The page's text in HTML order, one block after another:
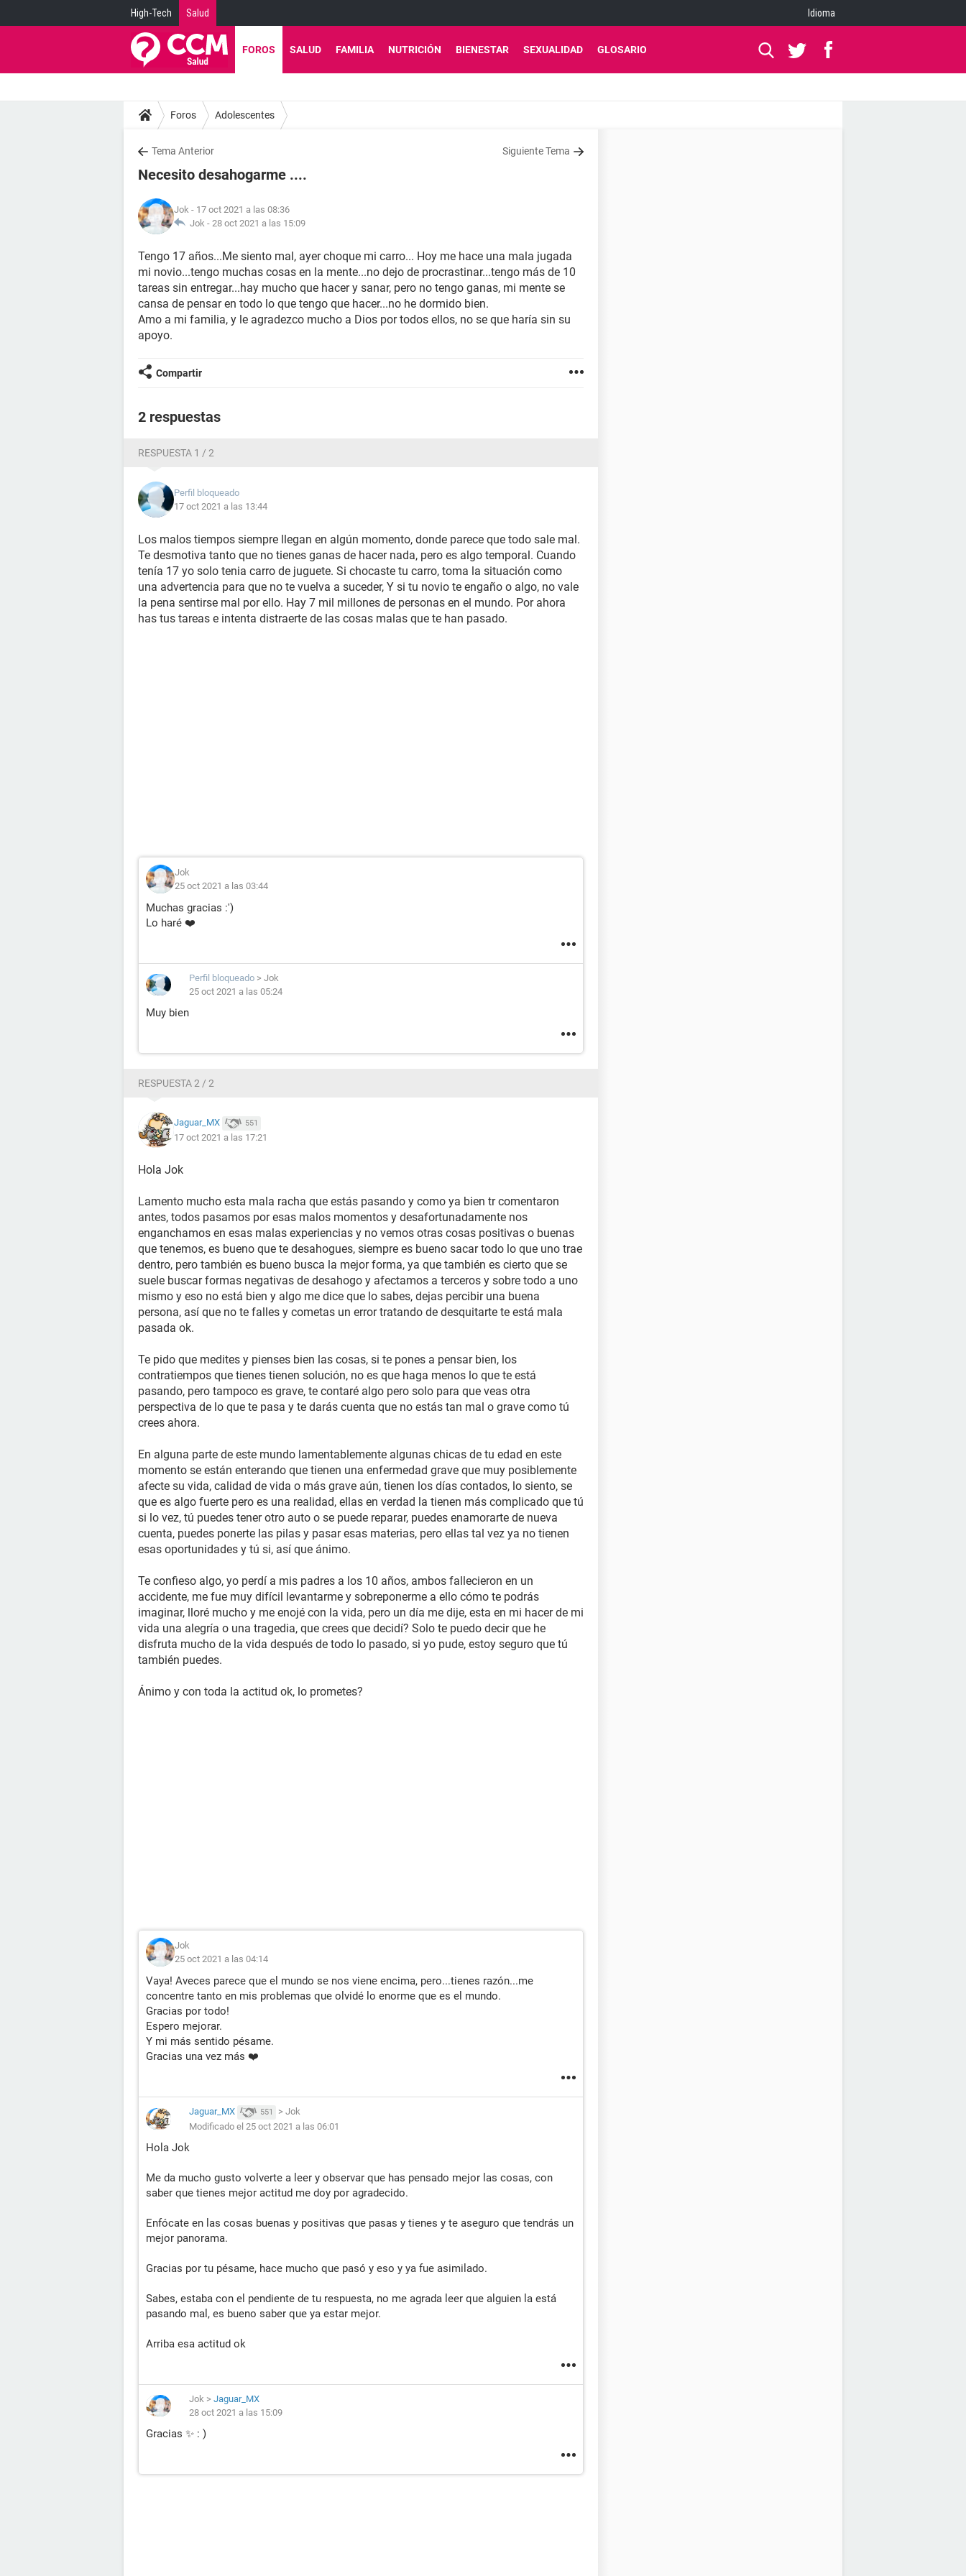
High-Tech Salud Idioma
FOROS SALUD FAMILIA NUTRICIÓN BIENESTAR SEXUALIDAD GLOSARIO
Foros Adolescentes
Tema Anterior Siguiente Tema
Necesito desahogarme ....
Jok - 17 oct 2021 a las 08:36
Jok - 28 oct 2021 a las 15:09
Tengo 17 años...Me siento mal, ayer choque mi carro... Hoy me hace una mala jugada
mi novio...tengo muchas cosas en la mente...no dejo de procrastinar...tengo más de 10
tareas sin entregar...hay mucho que hacer y sanar, pero no tengo ganas, mi mente se
cansa de pensar en todo lo que tengo que hacer...no he dormido bien.
Amo a mi familia, y le agradezco mucho a Dios por todos ellos, no se que haría sin su
apoyo.
Compartir
2 respuestas
RESPUESTA 1 / 2
Perfil bloqueado
17 oct 2021 a las 13:44
Los malos tiempos siempre llegan en algún momento, donde parece que todo sale mal.
Te desmotiva tanto que no tienes ganas de hacer nada, pero es algo temporal. Cuando
tenía 17 yo solo tenia carro de juguete. Si chocaste tu carro, toma la situación como
una advertencia para que no te vuelva a suceder, Y si tu novio te engaño o algo, no vale
la pena sentirse mal por ello. Hay 7 mil millones de personas en el mundo. Por ahora
has tus tareas e intenta distraerte de las cosas malas que te han pasado.
Jok
25 oct 2021 a las 03:44
Muchas gracias :')
Lo haré ❤️
Perfil bloqueado > Jok
25 oct 2021 a las 05:24
Muy bien
RESPUESTA 2 / 2
Jaguar_MX 551
17 oct 2021 a las 17:21
Hola Jok
Lamento mucho esta mala racha que estás pasando y como ya bien tr comentaron
antes, todos pasamos por esas malos momentos y desafortunadamente nos
enganchamos en esas malas experiencias y no vemos otras cosas positivas o buenas
que tenemos, es bueno que te desahogues, siempre es bueno sacar todo lo que uno trae
dentro, pero también es bueno busca la mejor forma, ya que también es cierto que se
suele buscar formas negativas de desahogo y afectamos a terceros y sobre todo a uno
mismo y eso no está bien y algo me dice que lo sabes, dejas percibir una buena
persona, así que no te falles y cometas un error tratando de desquitarte te está mala
pasada ok.
Te pido que medites y pienses bien las cosas, si te pones a pensar bien, los
contratiempos que tienes tienen solución, no es que haga menos lo que te está
pasando, pero tampoco es grave, te contaré algo pero solo para que veas otra
perspectiva de lo que te pasa y te darás cuenta que no estás tan mal o grave como tú
crees ahora.
En alguna parte de este mundo lamentablemente algunas chicas de tu edad en este
momento se están enterando que tienen una enfermedad grave que muy posiblemente
afecte su vida, calidad de vida o más grave aún, tienen los días contados, lo siento, se
que es algo fuerte pero es una realidad, ellas en verdad la tienen más complicado que tú
si lo vez, tú puedes tener otro auto o se puede reparar, puedes enamorarte de nueva
cuenta, puedes ponerte las pilas y pasar esas materias, pero ellas tal vez ya no tienen
esas oportunidades y tú si, así que ánimo.
Te confieso algo, yo perdí a mis padres a los 10 años, ambos fallecieron en un
accidente, me fue muy difícil levantarme y sobreponerme a ello cómo te podrás
imaginar, lloré mucho y me enojé con la vida, pero un día me dije, esta en mi hacer de mi
vida una alegría o una tragedia, que crees que decidí? Solo te puedo decir que he
disfruta mucho de la vida después de todo lo pasado, si yo pude, estoy seguro que tú
también puedes.
Ánimo y con toda la actitud ok, lo prometes?
Jok
25 oct 2021 a las 04:14
Vaya! Aveces parece que el mundo se nos viene encima, pero...tienes razón...me
concentre tanto en mis problemas que olvidé lo enorme que es el mundo.
Gracias por todo!
Espero mejorar.
Y mi más sentido pésame.
Gracias una vez más ❤️
Jaguar_MX 551 > Jok
Modificado el 25 oct 2021 a las 06:01
Hola Jok
Me da mucho gusto volverte a leer y observar que has pensado mejor las cosas, con
saber que tienes mejor actitud me doy por agradecido.
Enfócate en las cosas buenas y positivas que pasas y tienes y te aseguro que tendrás un
mejor panorama.
Gracias por tu pésame, hace mucho que pasó y eso y ya fue asimilado.
Sabes, estaba con el pendiente de tu respuesta, no me agrada leer que alguien la está
pasando mal, es bueno saber que ya estar mejor.
Arriba esa actitud ok
Jok > Jaguar_MX
28 oct 2021 a las 15:09
Gracias ✨ : )